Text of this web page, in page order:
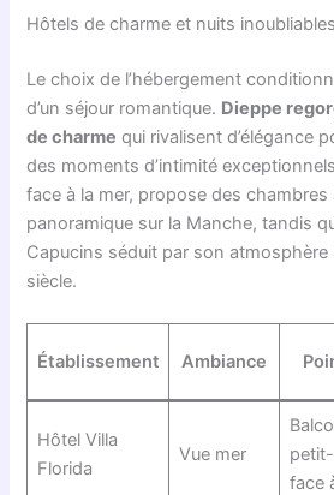
Hôtels de charme et nuits
Le choix de l’hébergement
d’un séjour romantique. Dieppe
de charme qui rivalisent d’élégance
des moments d’intimité
face à la mer, propose des chambres
panoramique sur la Manche, tandis
Capucins séduit par son atmosphère
siècle.
Établissement Ambiance
Hôtel Villa
Florida
Vue mer
face